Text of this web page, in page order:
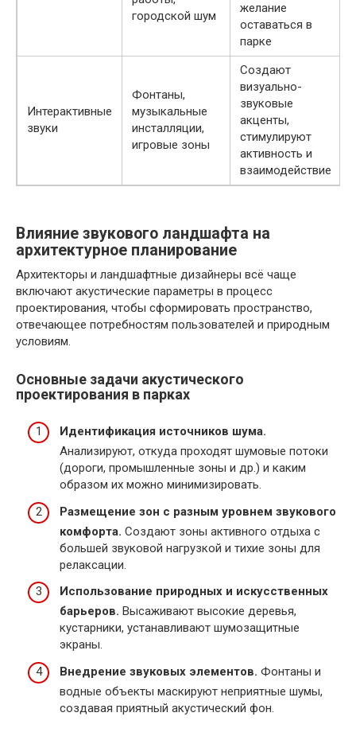
городской шум
желание
оставаться в
парке
Интерактивные
звуки
Фонтаны,
музыкальные
инсталляции,
игровые зоны
Создают
визуально-
звуковые
акценты,
стимулируют
активность и
взаимодействие
Влияние звукового ландшафта на
архитектурное планирование
Архитекторы и ландшафтные дизайнеры всё чаще
включают акустические параметры в процесс
проектирования, чтобы сформировать пространство,
отвечающее потребностям пользователей и природным
условиям.
Основные задачи акустического
проектирования в парках
Идентификация источников шума.
Анализируют, откуда проходят шумовые потоки
(дороги, промышленные зоны и др.) и каким
образом их можно минимизировать.
Размещение зон с разным уровнем звукового
комфорта. Создают зоны активного отдыха с
большей звуковой нагрузкой и тихие зоны для
релаксации.
Использование природных и искусственных
барьеров. Высаживают высокие деревья,
кустарники, устанавливают шумозащитные
экраны.
Внедрение звуковых элементов. Фонтаны и
водные объекты маскируют неприятные шумы,
создавая приятный акустический фон.